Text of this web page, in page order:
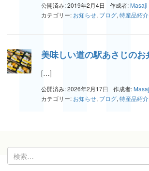
公開済み: 2019年2月4日 作成者: Masaji
カテゴリー: お知らせ, ブログ, 特産品紹介
美味しい道の駅あさじのお
[…]
公開済み: 2026年2月17日 作成者:
カテゴリー: お知らせ, ブログ, 特産品紹介
索: